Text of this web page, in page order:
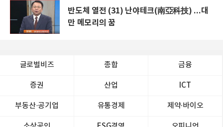
반도체 열전 (31) 난야테크(南亞科技) ...대
만 메모리의 꿈
글로벌비즈 종합 금융
증권 산업 ICT
부동산·공기업 유통경제 제약∙바이오